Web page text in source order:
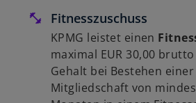
Fitnesszuschuss
KPMG leistet einen
maximal EUR 30,00
Gehalt bei Bestehen
Mitgliedschaft von